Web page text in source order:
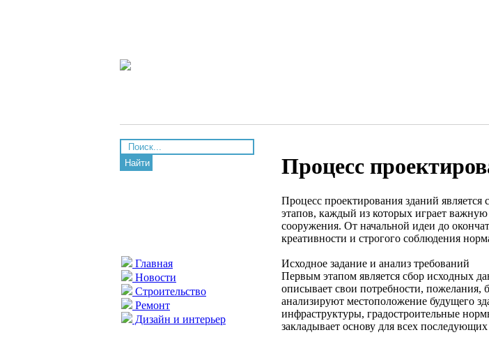
Найти
Главная
Новости
Строительство
Ремонт
Дизайн и интерьер
Процесс
Процесс проектирования зданий
этапов, каждый из которых играет
сооружения. От начальной идеи до
креативности и строгого соблюдения
Исходное задание и анализ требований
Первым этапом является сбор исходных
описывает свои потребности,
анализируют местоположение будущего
инфраструктуры, градостроительные
закладывает основу для всех